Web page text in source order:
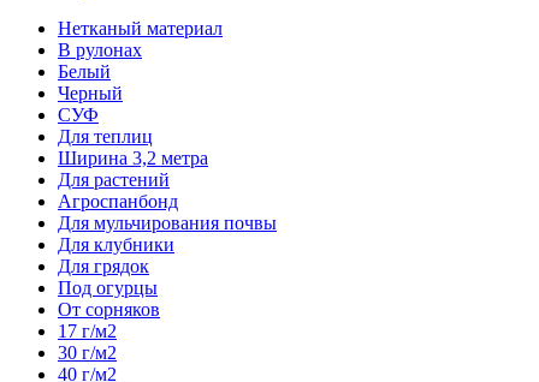
Нетканый материал
В рулонах
Белый
Черный
СУФ
Для теплиц
Ширина 3,2 метра
Для растений
Агроспанбонд
Для мульчирования почвы
Для клубники
Для грядок
Под огурцы
От сорняков
17 г/м2
30 г/м2
40 г/м2